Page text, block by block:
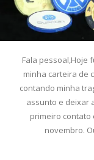
Fala pessoal,Hoje
minha carteira de
contando minha
assunto e deixar
primeiro contato
novembro.